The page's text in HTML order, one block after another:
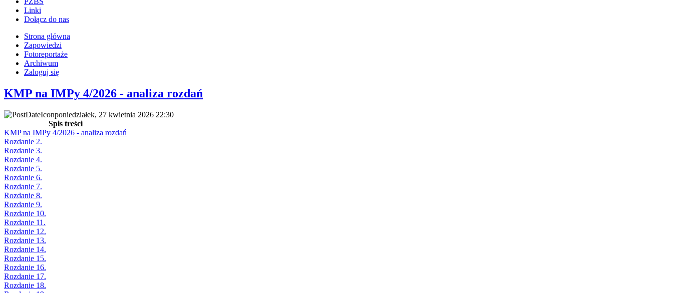
Linki
Dołącz do nas
Strona główna
Zapowiedzi
Fotoreportaże
Archiwum
Zaloguj się
KMP na IMPy 4/2026 - analiza rozdań
poniedziałek, 27 kwietnia 2026 22:30
Spis treści
KMP na IMPy 4/2026 - analiza rozdań
Rozdanie 2.
Rozdanie 3.
Rozdanie 4.
Rozdanie 5.
Rozdanie 6.
Rozdanie 7.
Rozdanie 8.
Rozdanie 9.
Rozdanie 10.
Rozdanie 11.
Rozdanie 12.
Rozdanie 13.
Rozdanie 14.
Rozdanie 15.
Rozdanie 16.
Rozdanie 17.
Rozdanie 18.